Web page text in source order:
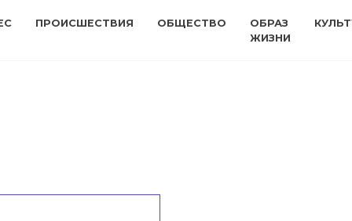
ПРОИСШЕСТВИЯ ОБЩЕСТВО
ОБРАЗ
ЖИЗНИ